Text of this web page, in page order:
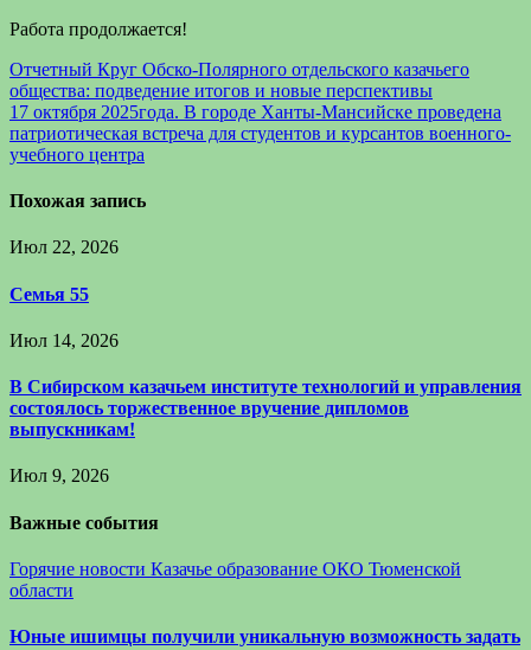
Работа продолжается!
Навигация
по
записям
Отчетный Круг Обско-Полярного отдельского казачьего
общества: подведение итогов и новые перспективы
17 октября 2025года. В городе Ханты-Мансийске проведена
патриотическая встреча для студентов и курсантов военного-
учебного центра
Похожая запись
Июл 22, 2026
Семья 55
Июл 14, 2026
В Сибирском казачьем институте технологий и управления
состоялось торжественное вручение дипломов
выпускникам!
Июл 9, 2026
Важные события
Горячие новости Казачье образование ОКО Тюменской
области
Юные ишимцы получили уникальную возможность задать